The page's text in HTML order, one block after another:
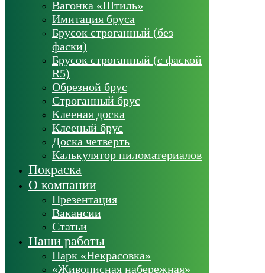
Вагонка «Штиль»
Имитация бруса
Брусок строганный (без
фаски)
Брусок строганный (с фаской
R5)
Обрезной брус
Строганный брус
Клееная доска
Клееный брус
Доска четверть
Калькулятор пиломатериалов
Покраска
О компании
Презентация
Вакансии
Статьи
Наши работы
Парк «Некрасовка»
«Живописная набережная»